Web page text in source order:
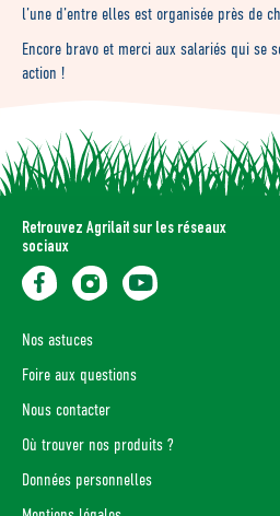
l’une d’entre elles est organisée près de
Encore bravo et merci aux salariés qui se
action !
Retrouvez Agrilait sur les réseaux
sociaux
Nos astuces
Foire aux questions
Nous contacter
Où trouver nos produits ?
Données personnelles